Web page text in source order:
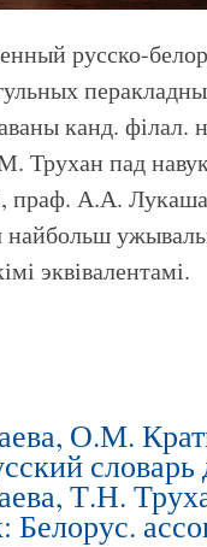
русско-
канд. філал.
Трухан пад
праф. А.А.
найбольш
эквівалентамі.
О.М.
Т.Н.